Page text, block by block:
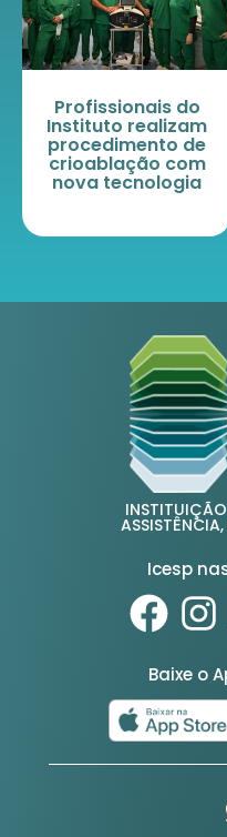
Profissionais do
Instituto realizam
procedimento de
crioablação com
nova tecnologia
INSTITUIÇÃO
Icesp
Baixe o